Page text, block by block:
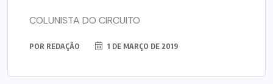
COLUNISTA DO CIRCUITO
POR REDAÇÃO 1 DE MARÇO DE 2019